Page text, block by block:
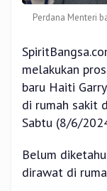
Perdana Menteri
melakukan
baru Haiti
di rumah sakit
Sabtu (8/6/
Belum
dirawat di